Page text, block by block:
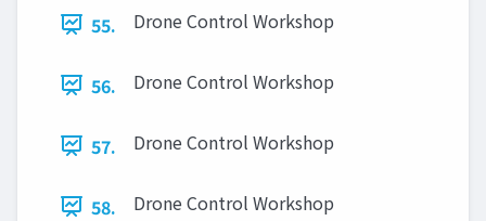
55. Drone Control Workshop
56. Drone Control Workshop
57. Drone Control Workshop
58. Drone Control Workshop